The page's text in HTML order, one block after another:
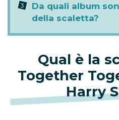
Da quali album
della scaletta?
Qual è la
Together
Harry